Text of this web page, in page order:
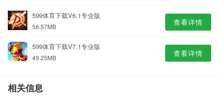
599体育下载V6.1专业版
56.57MB 查看详情
599体育下载V7.1专业版
49.25MB 查看详情
相关信息